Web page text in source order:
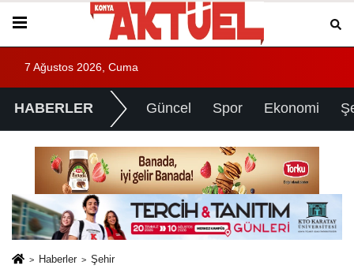
7 Ağustos 2026, Cuma
HABERLER Güncel Spor Ekonomi
Haberler Şehir